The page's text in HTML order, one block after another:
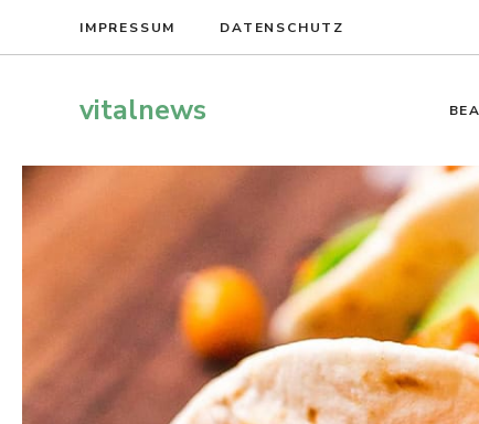
IMPRESSUM DATENSCHUTZ
vitalnews